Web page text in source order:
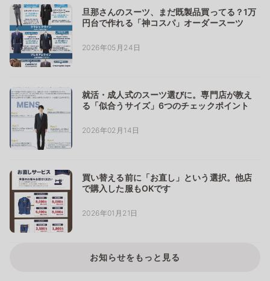
旦那さんのスーツ、まだ既製品買ってる？1万
円台で作れる「神コスパ」オーダースーツ
2026年05月24日
就活・成人式のスーツ選びに。専門店が教え
る「似合うサイズ」6つのチェックポイント
2026年02月14日
買い替える前に「お直し」という選択。他店
で購入した服もOKです
2026年01月21日
お知らせをもっと見る